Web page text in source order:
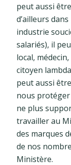
peut aussi
d’ailleurs
industrie
salariés), il
local,
citoyen
peut aussi
nous protéger
ne plus
travailler au
des marques
de nos
Ministère.